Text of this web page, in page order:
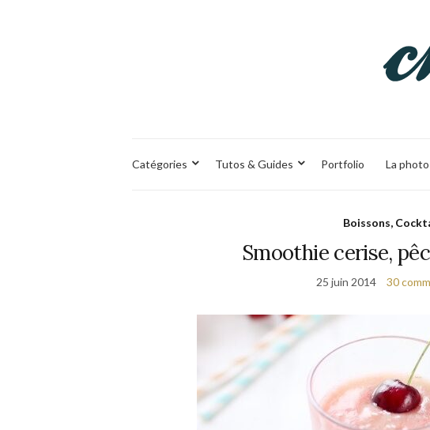
Catégories Tutos & Guides Portfolio La
Boissons,
Smoothie cerise,
25 juin 2014 30